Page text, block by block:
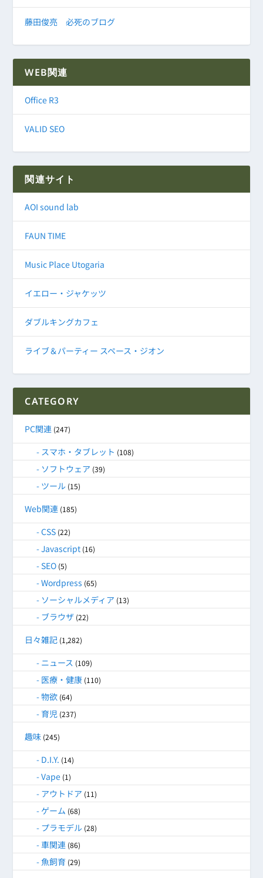
藤田俊亮 必死のブログ
WEB関連
Office R3
VALID SEO
関連サイト
AOI sound lab
FAUN TIME
Music Place Utogaria
イエロー・ジャケッツ
ダブルキングカフェ
ライブ＆パーティー スペース・ジオン
CATEGORY
PC関連 (247)
スマホ・タブレット (108)
ソフトウェア (39)
ツール (15)
Web関連 (185)
CSS (22)
Javascript (16)
SEO (5)
Wordpress (65)
ソーシャルメディア (13)
ブラウザ (22)
日々雑記 (1,282)
ニュース (109)
医療・健康 (110)
物欲 (64)
育児 (237)
趣味 (245)
D.I.Y. (14)
Vape (1)
アウトドア (11)
ゲーム (68)
プラモデル (28)
車関連 (86)
魚飼育 (29)